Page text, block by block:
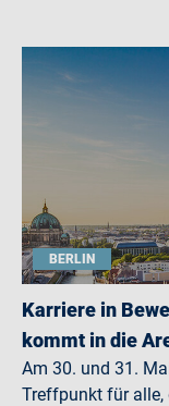
BERLIN
Karriere in
kommt in die
Am 30. und 31.
Treffpunkt für